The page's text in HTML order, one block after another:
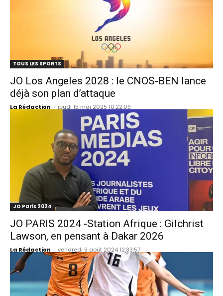
TOUS LES SPORTS
JO Los Angeles 2028 : le CNOS-BEN lance
déjà son plan d’attaque
La Rédaction - jeudi 15 mai 2025 10:22:09
JO Paris 2024
JO PARIS 2024 -Station Afrique : Gilchrist
Lawson, en pensant à Dakar 2026
La Rédaction - vendredi 9 août 2024 12:33:57